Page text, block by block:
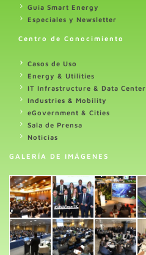
Guia Smart Energy
Especiales y Newsletter
Centro de Conocimiento
Casos de Uso
Energy & Utilities
IT Infrastructure & Data Center
Industries & Mobility
eGovernment & Cities
Sala de Prensa
Noticias
GALERÍA DE IMÁGENES